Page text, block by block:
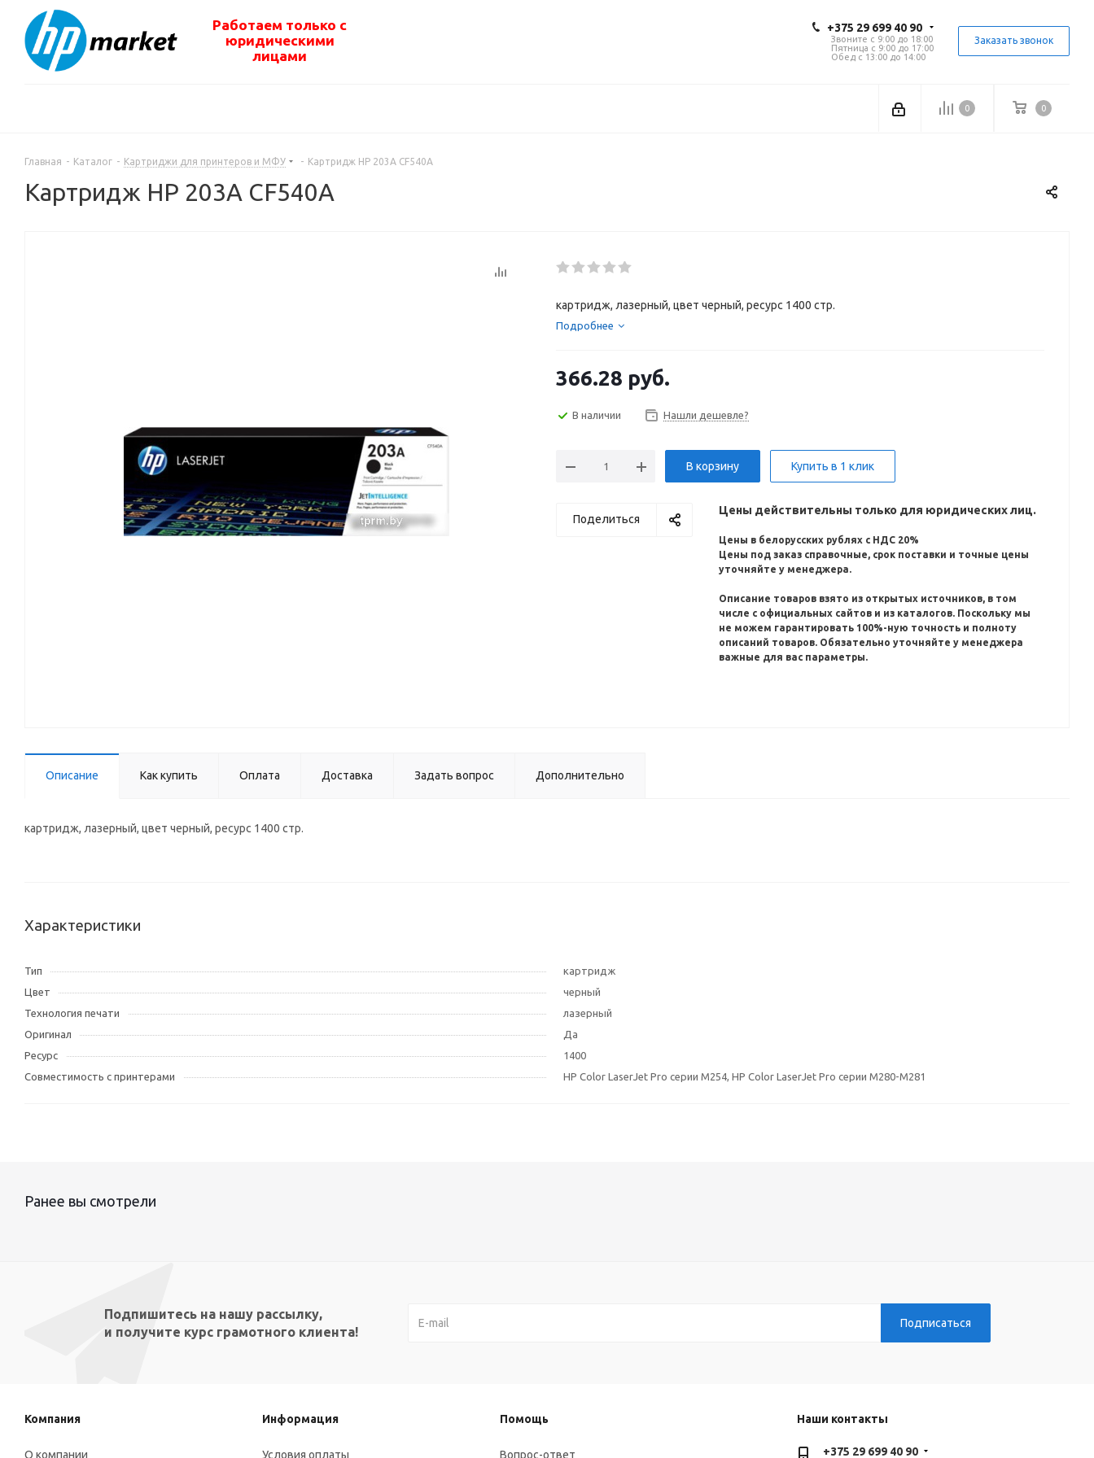
Работаем только с
юридическими
лицами
+375 29 699 40 90
Звоните с 9:00 до 18:00
Пятница с 9:00 до 17:00
Обед с 13:00 до 14:00
Заказать звонок
0 0
Главная - Каталог - Картриджи для принтеров и МФУ - Картридж HP 203A CF540A
Картридж HP 203A CF540A
картридж, лазерный, цвет черный, ресурс 1400 стр.
Подробнее
366.28 руб.
В наличии Нашли дешевле?
В корзину Купить в 1 клик
Поделиться
Цены действительны только для юридических лиц.
Цены в белорусских рублях с НДС 20%
Цены под заказ справочные, срок поставки и точные цены
уточняйте у менеджера.
Описание товаров взято из открытых источников, в том
числе с официальных сайтов и из каталогов. Поскольку мы
не можем гарантировать 100%-ную точность и полноту
описаний товаров. Обязательно уточняйте у менеджера
важные для вас параметры.
Описание Как купить Оплата Доставка Задать вопрос Дополнительно
картридж, лазерный, цвет черный, ресурс 1400 стр.
Характеристики
Тип
картридж
Цвет
черный
Технология печати
лазерный
Оригинал
Да
Ресурс
1400
Совместимость с принтерами
HP Color LaserJet Pro серии M254, HP Color LaserJet Pro серии M280-M281
Ранее вы смотрели
Подпишитесь на нашу рассылку,
и получите курс грамотного клиента!
Компания
О компании
Информация
Условия оплаты
Помощь
Вопрос-ответ
Наши контакты
+375 29 699 40 90